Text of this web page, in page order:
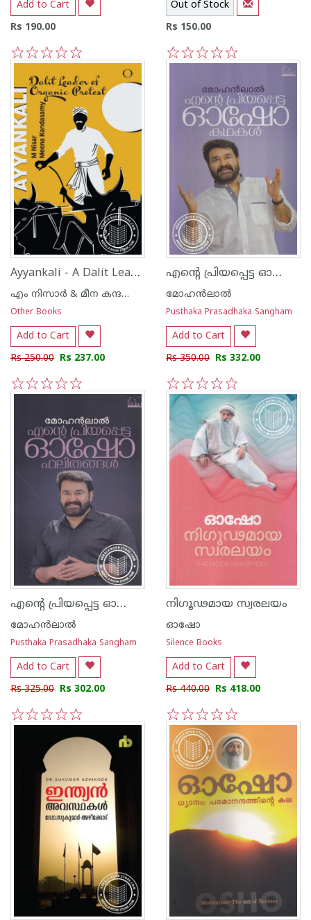
Add to Cart
Rs 190.00
5
4
3
2
1
Out of Stock
Rs 150.00
5
4
3
2
1
Ayyankali - A Dalit Leader of Organic Protest
എം നിസാര്‍ & മീന കന്ദസ്വാമി
Other Books
Add to Cart
Rs 250.00 Rs 237.00
5
4
3
2
1
എന്റെ പ്രിയപ്പെട്ട ഓഷോ കഥകള്‍
മോഹന്‍ലാല്‍
Pusthaka Prasadhaka Sangham
Add to Cart
Rs 350.00 Rs 332.00
5
4
3
2
1
എന്റെ പ്രിയപ്പെട്ട ഓഷോ ഫലിതങ്ങള്‍
മോഹന്‍ലാല്‍
Pusthaka Prasadhaka Sangham
Add to Cart
Rs 325.00 Rs 302.00
5
4
3
2
1
നിഗൂഢമായ സ്വരലയം
ഓഷോ
Silence Books
Add to Cart
Rs 440.00 Rs 418.00
5
4
3
2
1